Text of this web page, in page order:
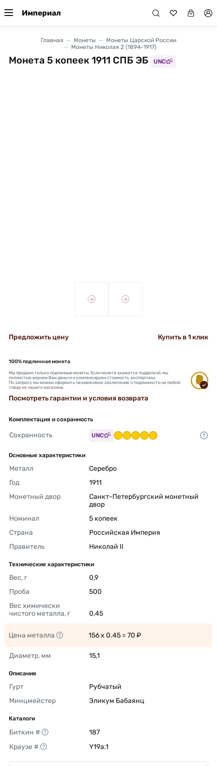
Империал
Главная Монеты
Монеты Царской России
Монеты Николая 2 (1894-1917)
Монета 5 копеек 1911 СПБ ЭБ UNC
+ +
Предложить цену Купить в 1 клик
100% подлинная монета
Мы продаем только подлинные монеты. Если монета окажется подделкой, мы
полностью вернем Вам деньги и компенсируем стоимость экспертизы.
По запросу мы можем оформить независимое заключение о подлинности на любой
товар из нашего магазина.
Посмотреть гарантии и условия возврата
Комплектация и сохранность
Сохранность UNC
Основные характеристики
Металл
Серебро
Год
1911
Монетный двор
Санкт-Петербургский монетный
двор
Номинал
5 копеек
Страна
Российская Империя
Правитель
Николай II
Технические характеристики
Вес, г
0,9
Проба
500
Вес химически
чистого металла, г
0,45
Цена металла 156 x 0.45 = 70 ₽
Диаметр, мм 15,1
Описание
Гурт
Рубчатый
Минцмейстер
Эликум Бабаянц
Каталоги
Биткин #
187
Краузе #
Y19a.1